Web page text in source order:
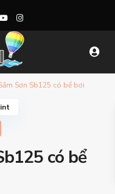
Sơn Sb125 có bể bơi
có bể